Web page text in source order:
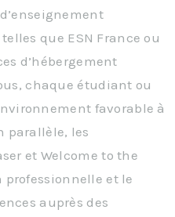
que ESN France ou
d’hébergement
chaque étudiant ou
favorable à
parallèle, les
et Welcome to the
et le
auprès des